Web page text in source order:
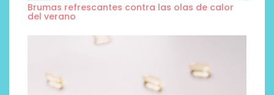
Brumas refrescantes contra las olas de calor
del verano